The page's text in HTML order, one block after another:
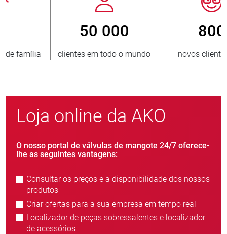
novos clientes/ano
> 3 500 000
unidades vendidas
Loja online da AKO
O nosso portal de válvulas de mangote 24/7 oferece-
lhe as seguintes vantagens:
Consultar os preços e a disponibilidade dos nossos
produtos
Criar ofertas para a sua empresa em tempo real
Localizador de peças sobressalentes e localizador
de acessórios